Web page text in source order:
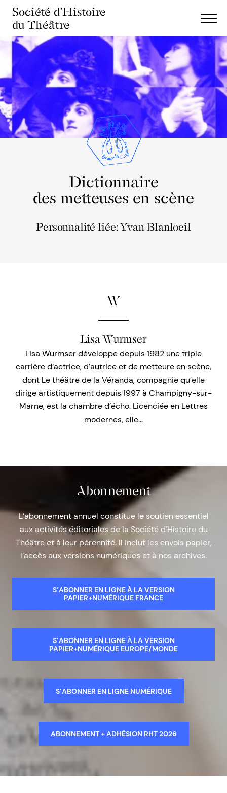
Société d'Histoire
du Théâtre
Dictionnaire
des metteuses en scène
Personnalité liée: Yvan Blanloeil
W
Lisa Wurmser
Lisa Wurmser développe depuis 1982 une triple
carrière d’actrice, d’autrice et de metteure en scène,
dont Le théâtre de la Véranda, compagnie qu’elle
dirige artistiquement depuis 1997 à Champigny-sur-
Marne, est la chambre d’écho. Licenciée en Lettres
modernes, elle…
Abonnement
L’abonnement annuel constitue le soutien essentiel
aux activités éditoriales de la Société d’Histoire du
Théâtre et à leur pérennité. Il inclut les envois papier,
l’accès aux versions numériques et à nos archives.
S’ABONNER EN LIGNE À LA VERSION
PAPIER+NUMÉRIQUE FRANCE
S’ABONNER EN LIGNE À LA VERSION
PAPIER+NUMÉRIQUE EUROPE/MONDE
S’ABONNER EN LIGNE NUMÉRIQUE
ABONNEMENT + ADHÉSION RHT 2026